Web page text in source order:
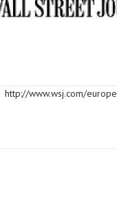
http://www.wsj.com/europe